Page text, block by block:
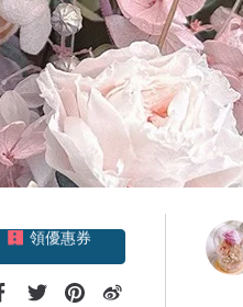
加入關注